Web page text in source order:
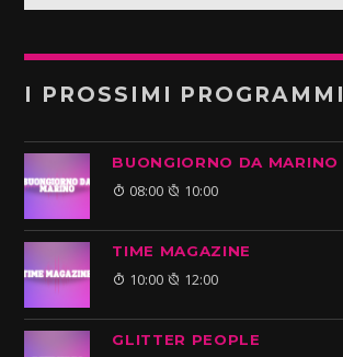
I PROSSIMI PROGRAMMI
BUONGIORNO DA MARINO
08:00 10:00
TIME MAGAZINE
10:00 12:00
GLITTER PEOPLE